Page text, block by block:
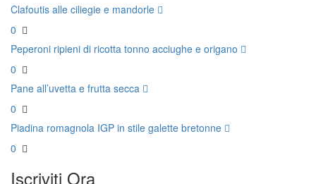
Clafoutis alle ciliegie e mandorle
0
Peperoni ripieni di ricotta tonno acciughe e origano
0
Pane all’uvetta e frutta secca
0
Piadina romagnola IGP in stile galette bretonne
0
Iscriviti Ora